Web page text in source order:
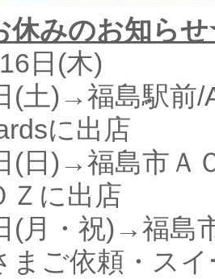
みのお知ら
日(木)
(土)→福島駅前/
に出店
(日)→福島市Ａ
Ｚに出店
(月・祝)→福島
まご依頼・ス